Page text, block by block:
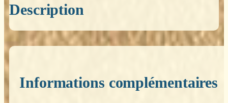
Description
Informations complémentaires